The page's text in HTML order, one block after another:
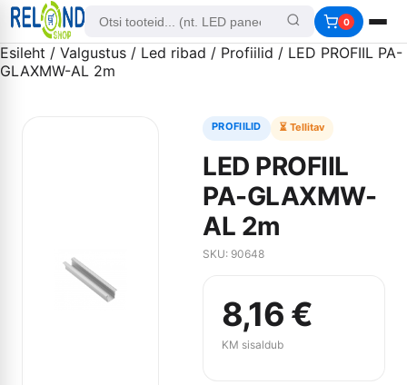
0
Esileht / Valgustus / Led ribad / Profiilid / LED PROFIIL PA-
GLAXMW-AL 2m
PROFIILID ⏳ Tellitav
LED PROFIIL
PA-GLAXMW-
AL 2m
SKU: 90648
8,16 €
KM sisaldub